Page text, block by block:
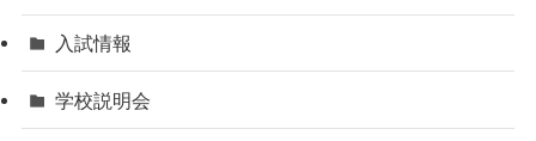
入試情報
学校説明会